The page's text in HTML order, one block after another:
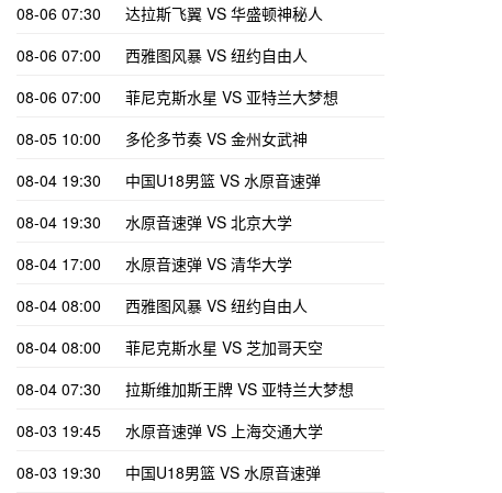
08-06 07:30
达拉斯飞翼 VS 华盛顿神秘人
08-06 07:00
西雅图风暴 VS 纽约自由人
08-06 07:00
菲尼克斯水星 VS 亚特兰大梦想
08-05 10:00
多伦多节奏 VS 金州女武神
08-04 19:30
中国U18男篮 VS 水原音速弹
08-04 19:30
水原音速弹 VS 北京大学
08-04 17:00
水原音速弹 VS 清华大学
08-04 08:00
西雅图风暴 VS 纽约自由人
08-04 08:00
菲尼克斯水星 VS 芝加哥天空
08-04 07:30
拉斯维加斯王牌 VS 亚特兰大梦想
08-03 19:45
水原音速弹 VS 上海交通大学
08-03 19:30
中国U18男篮 VS 水原音速弹